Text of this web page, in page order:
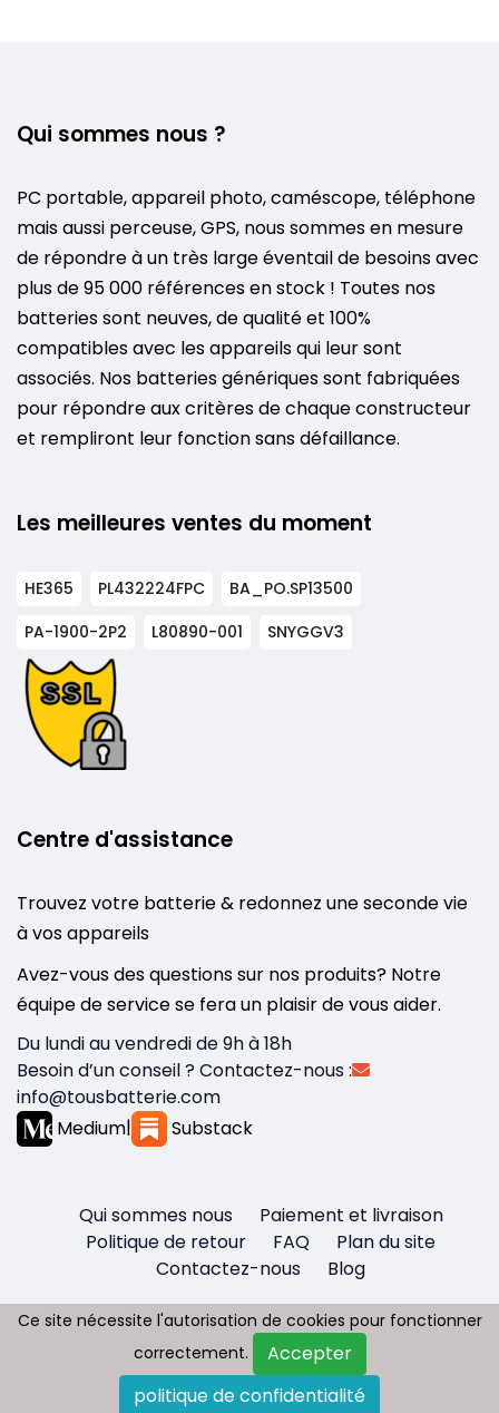
Qui sommes nous ?
PC portable, appareil photo, caméscope, téléphone
mais aussi perceuse, GPS, nous sommes en mesure
de répondre à un très large éventail de besoins avec
plus de 95 000 références en stock ! Toutes nos
batteries sont neuves, de qualité et 100%
compatibles avec les appareils qui leur sont
associés. Nos batteries génériques sont fabriquées
pour répondre aux critères de chaque constructeur
et rempliront leur fonction sans défaillance.
Les meilleures ventes du moment
HE365 PL432224FPC
BA_PO.SP13500
PA-1900-2P2
L80890-001 SNYGGV3
Centre d'assistance
Trouvez votre batterie & redonnez une seconde vie
à vos appareils
Avez-vous des questions sur nos produits? Notre
équipe de service se fera un plaisir de vous aider.
Du lundi au vendredi de 9h à 18h
Besoin d’un conseil ? Contactez-nous :
info@tousbatterie.com
Medium| Substack
Qui sommes nous
Paiement et livraison
Politique de retour
FAQ
Plan du site
Contactez-nous
Blog
Copyright © 2026 - Tous droit réservés
Tousbatterie.com
Ce site nécessite l'autorisation de cookies pour fonctionner
correctement.
Accepter
politique de confidentialité
Ce site nécessite l'autorisation de cookies pour fonctionner
correctement.
Accepter
politique de confidentialité